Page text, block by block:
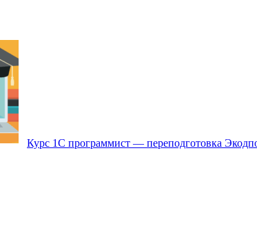
Курс 1С программист — переподготовка